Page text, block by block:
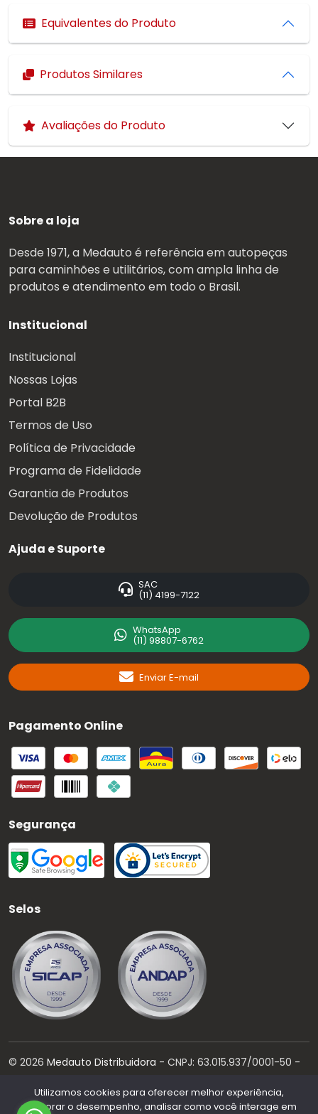
Equivalentes do Produto
Produtos Similares
Avaliações do Produto
Sobre a loja
Desde 1971, a Medauto é referência em autopeças
para caminhões e utilitários, com ampla linha de
produtos e atendimento em todo o Brasil.
Institucional
Institucional
Nossas Lojas
Portal B2B
Termos de Uso
Política de Privacidade
Programa de Fidelidade
Garantia de Produtos
Devolução de Produtos
Ajuda e Suporte
SAC
(11) 4199-7122
WhatsApp
(11) 98807-6762
Enviar E-mail
Pagamento Online
Segurança
Selos
© 2026 Medauto Distribuidora - CNPJ: 63.015.937/0001-50 -
Desenvolvido por:
Utilizamos cookies para oferecer melhor experiência,
melhorar o desempenho, analisar como você interage em